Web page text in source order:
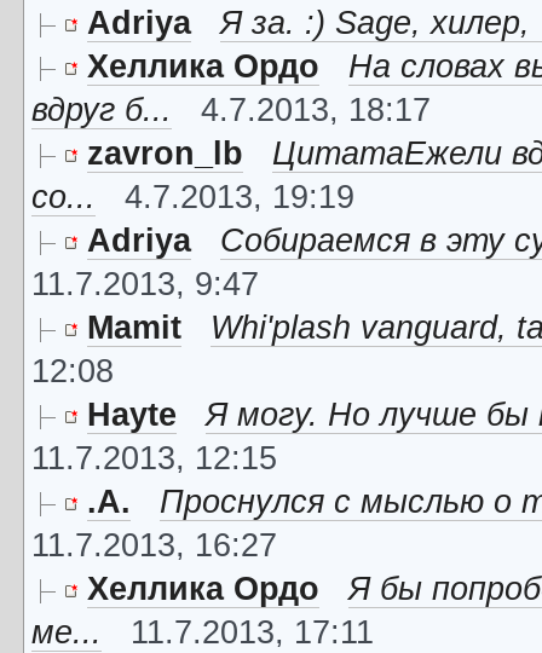
Adriya
Я за. :) Sage,
Хеллика Ордо
На словах
вдруг б...
4.7.2013, 18:17
zavron_lb
ЦитатаЕжели
со...
4.7.2013, 19:19
Adriya
Собираемся в эту
11.7.2013, 9:47
Mamit
Whi'plash vanguard,
12:08
Hayte
Я могу. Но лучше бы
11.7.2013, 12:15
.A.
Проснулся с мыслью о
11.7.2013, 16:27
Хеллика Ордо
Я бы
ме...
11.7.2013, 17:11